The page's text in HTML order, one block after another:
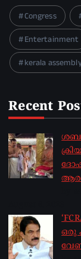
Congress
Entertainment
kerala
Recent
ഒരു